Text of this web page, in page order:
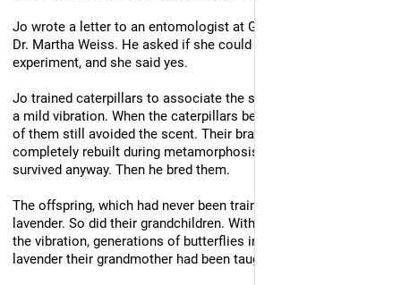
Jo wrote a letter to an entomologist at Georgetown University,
Dr. Martha Weiss. He asked if she could help him design an
experiment, and she said yes.
Jo trained caterpillars to associate the scent of lavender with
a mild vibration. When the caterpillars became butterflies, 70%
of them still avoided the scent. Their brains had been
completely rebuilt during metamorphosis, yet the memory
survived anyway. Then he bred them.
The offspring, which had never been trained, also avoided
lavender. So did their grandchildren. Without ever experiencing
the vibration, generations of butterflies inherited an aversion to
lavender their grandmother had been taught to fear.